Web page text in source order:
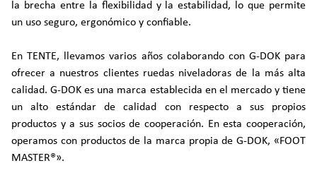
la brecha entre la flexibilidad y la estabilidad, lo que permite
un uso seguro, ergonómico y confiable.
En TENTE, llevamos varios años colaborando con G-DOK para
ofrecer a nuestros clientes ruedas niveladoras de la más alta
calidad. G-DOK es una marca establecida en el mercado y tiene
un alto estándar de calidad con respecto a sus propios
productos y a sus socios de cooperación. En esta cooperación,
operamos con productos de la marca propia de G-DOK, «FOOT
MASTER®».